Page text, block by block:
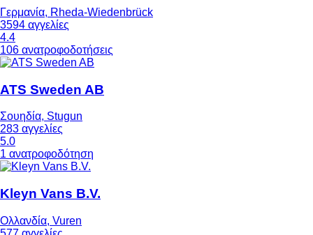
Γερμανία, Rheda-Wiedenbrück
3594 αγγελίες
4.4
106 ανατροφοδοτήσεις
ATS Sweden AB
Σουηδία, Stugun
283 αγγελίες
5.0
1 ανατροφοδότηση
Kleyn Vans B.V.
Ολλανδία, Vuren